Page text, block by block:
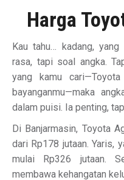
Harga
Kau tahu… kadang,
rasa, tapi soal angka.
yang kamu
bayanganmu—maka
dalam puisi. Ia penting,
Di Banjarmasin, Toyota
dari Rp178 jutaan. Yaris,
mulai Rp326 jutaan.
membawa kehangatan